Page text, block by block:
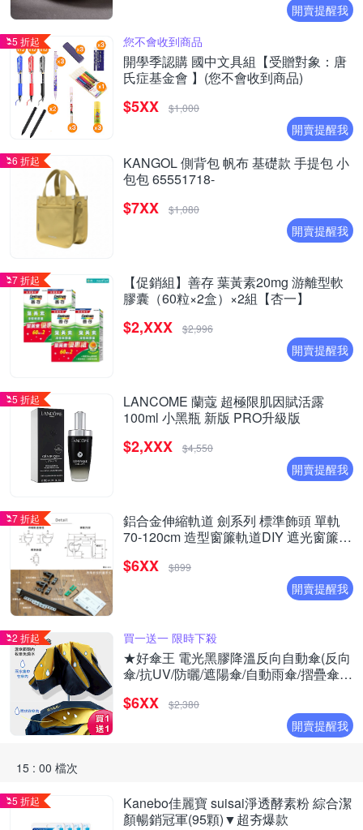
開賣提醒我
5 折起 您不會收到商品
開學季認購 國中文具組【受贈對象：唐
氏症基金會 】(您不會收到商品)
$5XX $1,000
開賣提醒我
6 折起
KANGOL 側背包 帆布 基礎款 手提包 小
包包 65551718-
$7XX $1,080
開賣提醒我
7 折起
【促銷組】善存 葉黃素20mg 游離型軟
膠囊（60粒×2盒）×2組【杏一】
$2,XXX $2,996
開賣提醒我
5 折起
LANCOME 蘭蔻 超極限肌因賦活露
100ml 小黑瓶 新版 PRO升級版
$2,XXX $4,550
開賣提醒我
7 折起
鋁合金伸縮軌道 劍系列 標準飾頭 單軌
70-120cm 造型窗簾軌道DIY 遮光窗簾用
$6XX $899
開賣提醒我
2 折起 買一送一 限時下殺
★好傘王 電光黑膠降溫反向自動傘(反向
傘/抗UV/防曬/遮陽傘/自動雨傘/摺疊傘降
$6XX $2,380
開賣提醒我
15 : 00 檔次
5 折起
Kanebo佳麗寶 suisai淨透酵素粉 綜合潔
顏暢銷冠軍(95顆)▼超夯爆款